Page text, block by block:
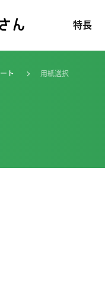
特長
ト 用紙選択